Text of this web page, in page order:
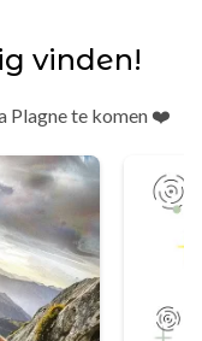
vinden!
Plagne te komen ❤️